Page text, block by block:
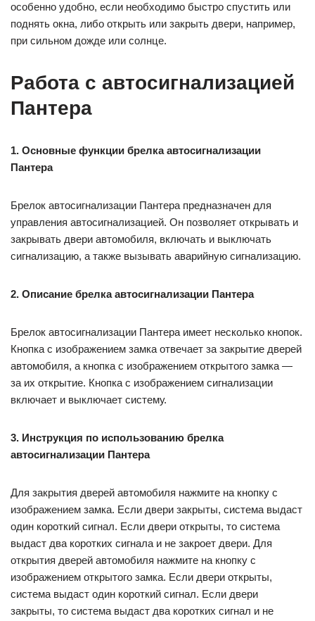
особенно удобно, если необходимо быстро спустить или
поднять окна, либо открыть или закрыть двери, например,
при сильном дожде или солнце.
Работа с автосигнализацией
Пантера
1. Основные функции брелка автосигнализации
Пантера
Брелок автосигнализации Пантера предназначен для
управления автосигнализацией. Он позволяет открывать и
закрывать двери автомобиля, включать и выключать
сигнализацию, а также вызывать аварийную сигнализацию.
2. Описание брелка автосигнализации Пантера
Брелок автосигнализации Пантера имеет несколько кнопок.
Кнопка с изображением замка отвечает за закрытие дверей
автомобиля, а кнопка с изображением открытого замка —
за их открытие. Кнопка с изображением сигнализации
включает и выключает систему.
3. Инструкция по использованию брелка
автосигнализации Пантера
Для закрытия дверей автомобиля нажмите на кнопку с
изображением замка. Если двери закрыты, система выдаст
один короткий сигнал. Если двери открыты, то система
выдаст два коротких сигнала и не закроет двери. Для
открытия дверей автомобиля нажмите на кнопку с
изображением открытого замка. Если двери открыты,
система выдаст один короткий сигнал. Если двери
закрыты, то система выдаст два коротких сигнал и не